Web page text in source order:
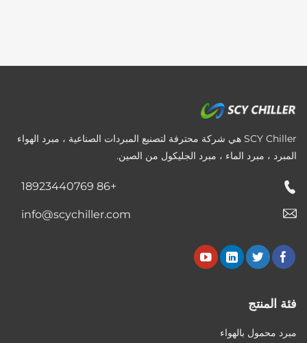
SCY Chiller هي شركة محترفة لتصنيع المبردات الصناعية ، مبرد الهواء
المبرد ، مبرد الماء ، مبرد الجليكول من الصين.
+86 18923440769
info@scychiller.com
فئة المنتج
مبرد محمول بالهواء